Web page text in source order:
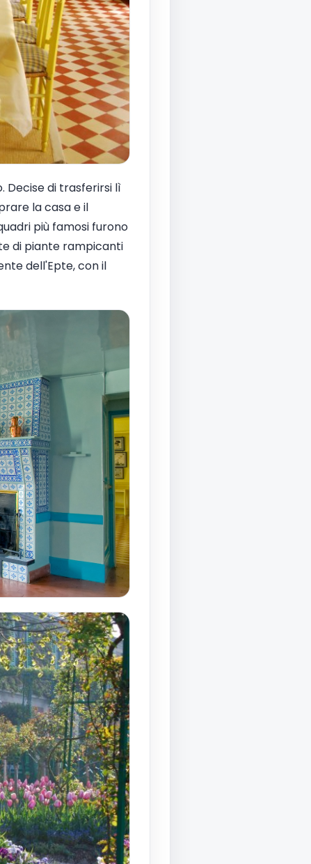
Decise di trasferirsi lì
la casa e il
più famosi furono
di piante rampicanti
dell'Epte, con il